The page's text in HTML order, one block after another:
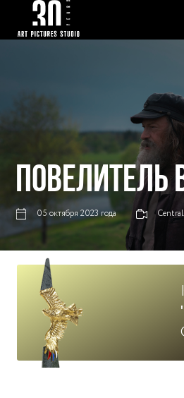
ПОВЕЛИТЕЛЬ
05 октября 2023 года